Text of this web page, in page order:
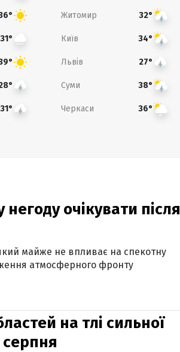
Житомир 32°
31° Київ 34°
Львів 27°
Суми 38°
31° Черкаси 36°
очікувати після
майже не впливає на спекотну
атмосферного фронту
на тлі сильної